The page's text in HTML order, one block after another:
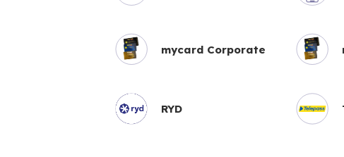
mycard Corporate
RYD